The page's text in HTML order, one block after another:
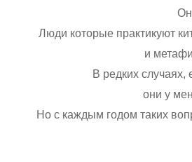
Люди которые практикуют
и
В редких случаях,
они у
Но с каждым годом таких